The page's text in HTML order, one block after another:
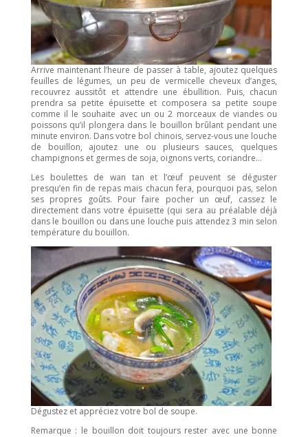
Arrive maintenant l’heure de passer à table, ajoutez quelques
feuilles de légumes, un peu de vermicelle cheveux d’anges,
recouvrez aussitôt et attendre une ébullition. Puis, chacun
prendra sa petite épuisette et composera sa petite soupe
comme il le souhaite avec un ou 2 morceaux de viandes ou
poissons qu’il plongera dans le bouillon brûlant pendant une
minute environ. Dans votre bol chinois, servez-vous une louche
de bouillon, ajoutez une ou plusieurs sauces, quelques
champignons et germes de soja, oignons verts, coriandre…
Les boulettes de wan tan et l’œuf peuvent se déguster
presqu’en fin de repas mais chacun fera, pourquoi pas, selon
ses propres goûts. Pour faire pocher un œuf, cassez le
directement dans votre épuisette (qui sera au préalable déjà
dans le bouillon ou dans une louche puis attendez 3 min selon
température du bouillon.
Dégustez et appréciez votre bol de soupe.
Remarque : le bouillon doit toujours rester avec une bonne